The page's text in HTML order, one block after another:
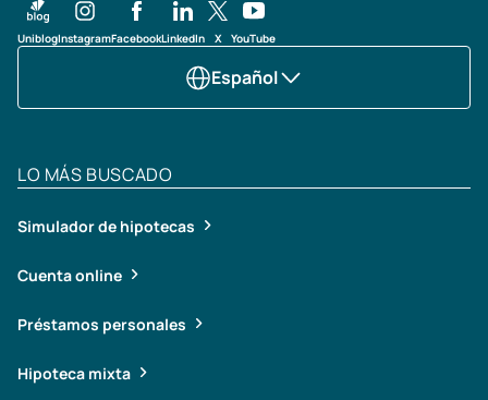
UniblogInstagramFacebookLinkedIn X YouTube
Español
LO MÁS BUSCADO
Simulador de hipotecas
Cuenta online
Préstamos personales
Hipoteca mixta